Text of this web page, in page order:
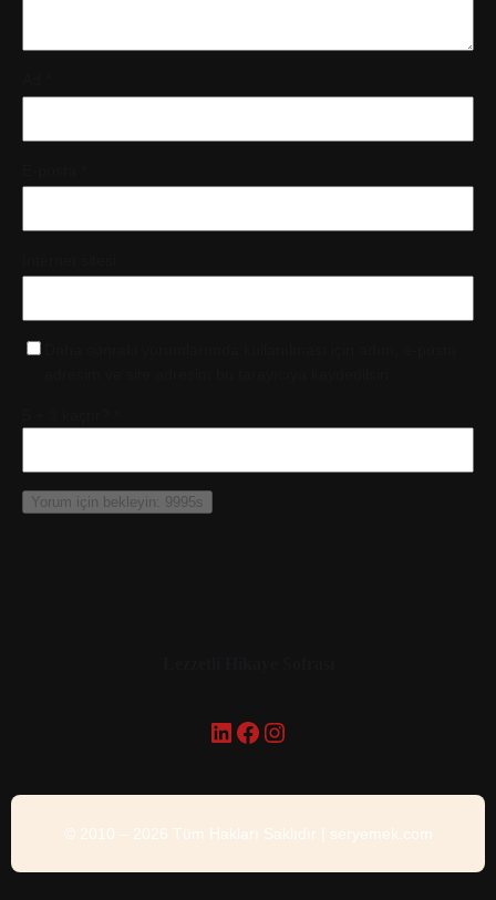
LinkedIn Facebook Instagram
© 2010 – 2026 Tüm Hakları Saklıdır | seryemek.com